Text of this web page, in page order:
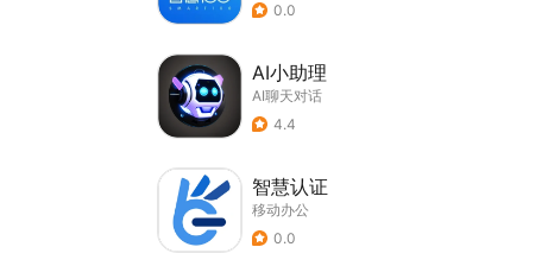
0.0
AI小助理
AI聊天对话
4.4
智慧认证
移动办公
0.0